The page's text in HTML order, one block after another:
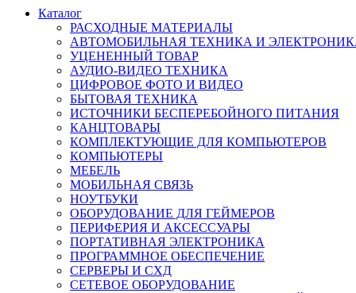
Каталог
РАСХОДНЫЕ МАТЕРИАЛЫ
АВТОМОБИЛЬНАЯ ТЕХНИКА И
УЦЕНЕННЫЙ ТОВАР
АУДИО-ВИДЕО ТЕХНИКА
ЦИФРОВОЕ ФОТО И ВИДЕО
БЫТОВАЯ ТЕХНИКА
ИСТОЧНИКИ БЕСПЕРЕБОЙНОГО ПИТАНИЯ
КАНЦТОВАРЫ
КОМПЛЕКТУЮЩИЕ ДЛЯ КОМПЬЮТЕРОВ
КОМПЬЮТЕРЫ
МЕБЕЛЬ
МОБИЛЬНАЯ СВЯЗЬ
НОУТБУКИ
ОБОРУДОВАНИЕ ДЛЯ ГЕЙМЕРОВ
ПЕРИФЕРИЯ И АКСЕССУАРЫ
ПОРТАТИВНАЯ ЭЛЕКТРОНИКА
ПРОГРАММНОЕ ОБЕСПЕЧЕНИЕ
СЕРВЕРЫ И СХД
СЕТЕВОЕ ОБОРУДОВАНИЕ